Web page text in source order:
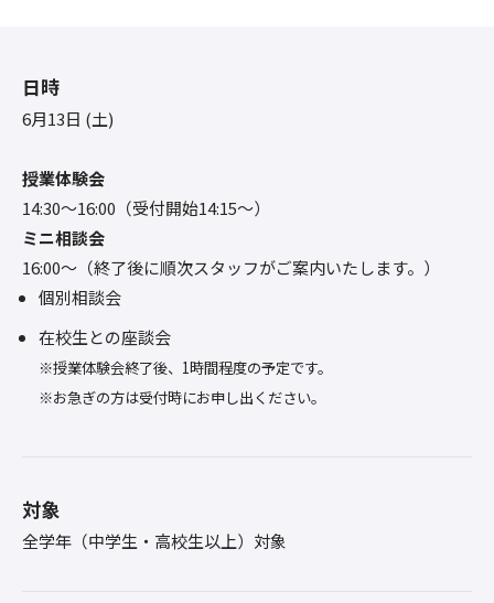
日時
6月13日 (土)
授業体験会
14:30〜16:00（受付開始14:15～）
ミニ相談会
16:00〜（終了後に順次スタッフがご案内いたします。）
個別相談会
在校生との座談会
※授業体験会終了後、1時間程度の予定です。
※お急ぎの方は受付時にお申し出ください。
対象
全学年（中学生・高校生以上）対象